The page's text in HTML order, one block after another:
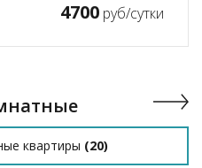
4700 руб/сутки
квартиры (20)